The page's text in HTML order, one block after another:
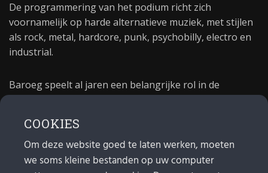
De programmering van het podium richt zich
voornamelijk op harde alternatieve muziek, met stijlen
als rock, metal, hardcore, punk, psychobilly, electro en
industrial.
Baroeg speelt al jaren een belangrijke rol in de
poppodium 40 jaar.
MAIL
COOKIES
Om deze website goed te laten werken, moeten
we soms kleine bestanden op uw computer